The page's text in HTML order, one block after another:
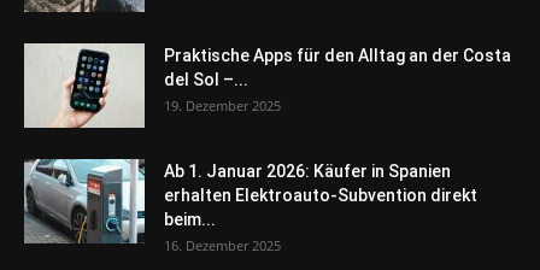
Praktische Apps für den Alltag an der Costa
del Sol –...
19. Dezember 2025
Ab 1. Januar 2026: Käufer in Spanien
erhalten Elektroauto-Subvention direkt
beim...
16. Dezember 2025